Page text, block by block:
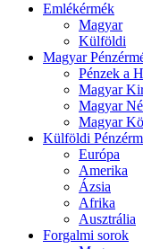
Emlékérmék
Magyar
Külföldi
Magyar
Pénzek a
Magyar
Magyar
Magyar
Külföldi
Európa
Amerika
Ázsia
Afrika
Ausztrália
Forgalmi sorok